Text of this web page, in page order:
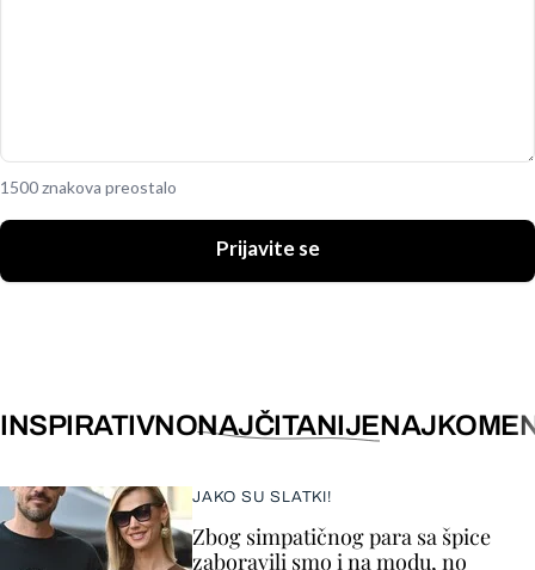
1500 znakova preostalo
Prijavite se
INSPIRATIVNONAJČITANIJE
JAKO SU SLATKI!
Zbog simpatičnog para sa špice
zaboravili smo i na modu, no